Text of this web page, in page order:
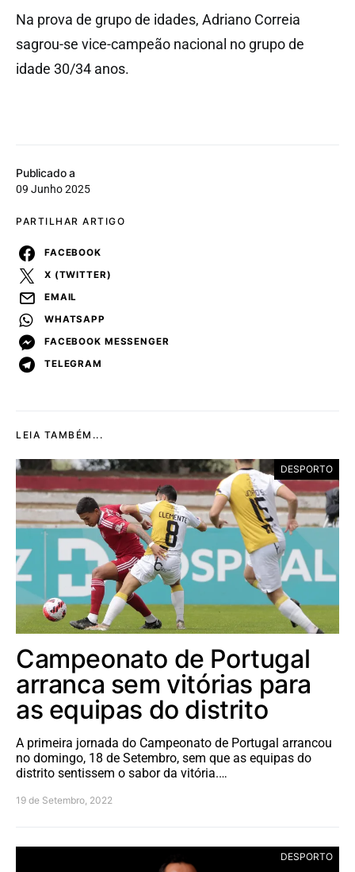
Publicado a
09 Junho 2025
PARTILHAR ARTIGO
FACEBOOK
X (TWITTER)
EMAIL
WHATSAPP
FACEBOOK MESSENGER
TELEGRAM
Na prova de grupo de idades, Adriano Correia
sagrou-se vice-campeão nacional no grupo de
idade 30/34 anos.
LEIA TAMBÉM...
DESPORTO
Campeonato de Portugal
arranca sem vitórias para
as equipas do distrito
A primeira jornada do Campeonato de Portugal arrancou
no domingo, 18 de Setembro, sem que as equipas do
distrito sentissem o sabor da vitória.…
19 de Setembro, 2022
DESPORTO